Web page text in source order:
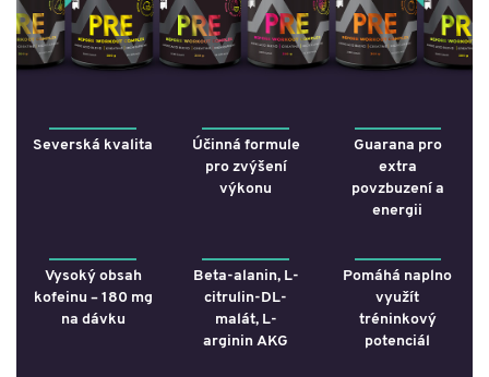
Severská kvalita
Účinná formule
pro zvýšení
výkonu
Guarana pro
extra
povzbuzení a
energii
Vysoký obsah
kofeinu – 180 mg
na dávku
Beta-alanin, L-
citrulin-DL-
malát, L-
arginin AKG
Pomáhá naplno
využít
tréninkový
potenciál